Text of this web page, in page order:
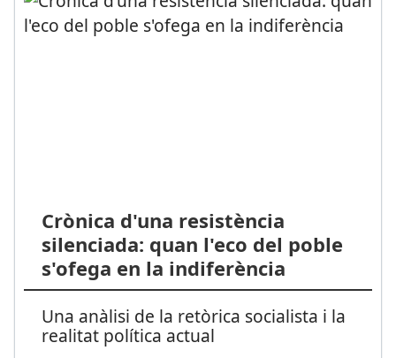
Crònica d'una resistència
silenciada: quan l'eco del poble
s'ofega en la indiferència
Una anàlisi de la retòrica socialista i la
realitat política actual